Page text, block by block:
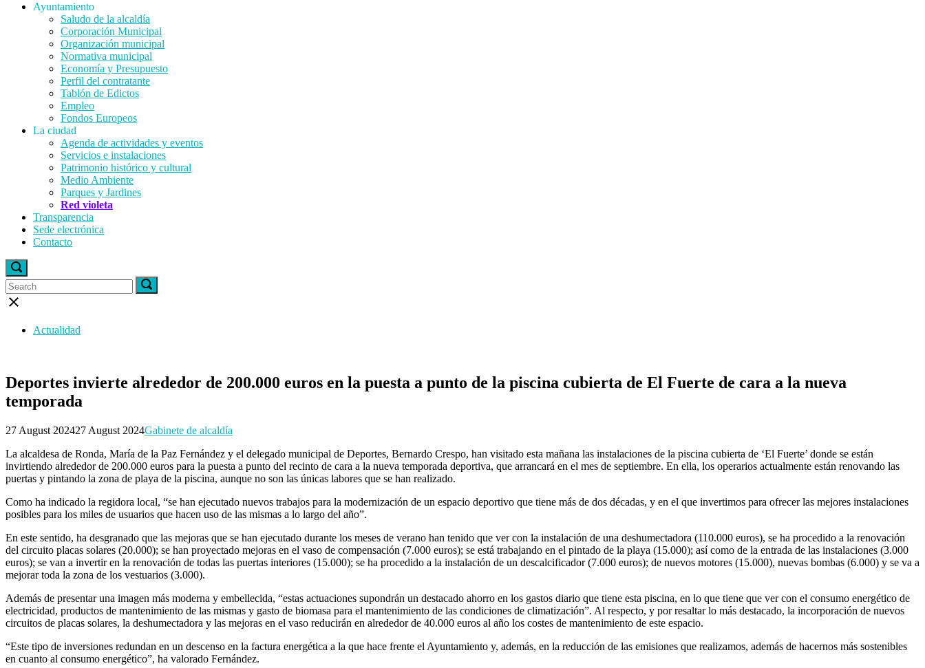
Ayuntamiento
Saludo de la alcaldía
Corporación Municipal
Organización municipal
Normativa municipal
Economía y Presupuesto
Perfil del contratante
Tablón de Edictos
Empleo
Fondos Europeos
La ciudad
Agenda de actividades y eventos
Servicios e instalaciones
Patrimonio histórico y cultural
Medio Ambiente
Parques y Jardines
Red violeta
Transparencia
Sede electrónica
Contacto
Open
search
bar
Search
for:
Search
for:
Search
Close
Actualidad
Deportes invierte alrededor de 200.000 euros en la puesta a punto de la piscina cubierta de El Fuerte de cara a la nueva
temporada
27 August 202427 August 2024Gabinete de alcaldía
La alcaldesa de Ronda, María de la Paz Fernández y el delegado municipal de Deportes, Bernardo Crespo, han visitado esta mañana las instalaciones de la piscina cubierta de ‘El Fuerte’ donde se están
invirtiendo alrededor de 200.000 euros para la puesta a punto del recinto de cara a la nueva temporada deportiva, que arrancará en el mes de septiembre. En ella, los operarios actualmente están renovando las
puertas y pintando la zona de playa de la piscina, aunque no son las únicas labores que se han realizado.
Como ha indicado la regidora local, “se han ejecutado nuevos trabajos para la modernización de un espacio deportivo que tiene más de dos décadas, y en el que invertimos para ofrecer las mejores instalaciones
posibles para los miles de usuarios que hacen uso de las mismas a lo largo del año”.
En este sentido, ha desgranado que las mejoras que se han ejecutado durante los meses de verano han tenido que ver con la instalación de una deshumectadora (110.000 euros), se ha procedido a la renovación
del circuito placas solares (20.000); se han proyectado mejoras en el vaso de compensación (7.000 euros); se está trabajando en el pintado de la playa (15.000); así como de la entrada de las instalaciones (3.000
euros); se van a invertir en la renovación de todas las puertas interiores (15.000); se ha procedido a la instalación de un descalcificador (7.000 euros); de nuevos motores (15.000), nuevas bombas (6.000) y se va a
mejorar toda la zona de los vestuarios (3.000).
Además de presentar una imagen más moderna y embellecida, “estas actuaciones supondrán un destacado ahorro en los gastos diario que tiene esta piscina, en lo que tiene que ver con el consumo energético de
electricidad, productos de mantenimiento de las mismas y gasto de biomasa para el mantenimiento de las condiciones de climatización”. Al respecto, y por resaltar lo más destacado, la incorporación de nuevos
circuitos de placas solares, la deshumectadora y las mejoras en el vaso reducirán en alrededor de 40.000 euros al año los costes de mantenimiento de este espacio.
“Este tipo de inversiones redundan en un descenso en la factura energética a la que hace frente el Ayuntamiento y, además, en la reducción de las emisiones que realizamos, además de hacernos más sostenibles
en cuanto al consumo energético”, ha valorado Fernández.